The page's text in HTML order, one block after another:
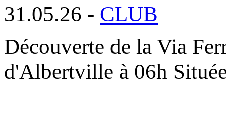
31.05.26 - CLUB
Découverte de la Via
d'Albertville à 06h